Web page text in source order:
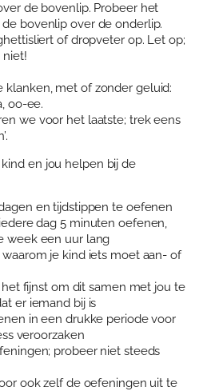
de bovenlip. Probeer het
bovenlip over de onderlip.
of dropveter op. Let op;
niet!
klanken, met of zonder geluid:
oo-ee.
we voor het laatste; trek eens
en jou helpen bij de
en tijdstippen te oefenen
dag 5 minuten oefenen,
week een uur lang
je kind iets moet aan- of
fijnst om dit samen met jou te
er iemand bij is
in een drukke periode voor
veroorzaken
probeer niet steeds
ook zelf de oefeningen uit te